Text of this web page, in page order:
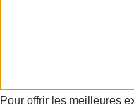
Pour offrir les meilleures